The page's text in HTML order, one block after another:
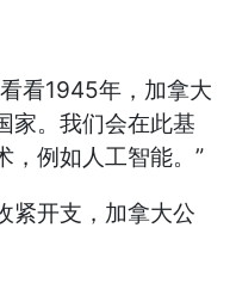
看1945年，加拿大
家。我们会在此基
，例如人工智能。”
紧开支，加拿大公